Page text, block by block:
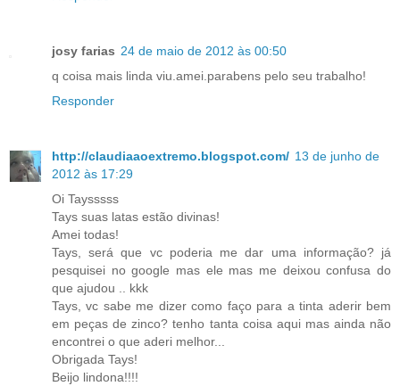
josy farias 24 de maio de 2012 às 00:50
q coisa mais linda viu.amei.parabens pelo seu trabalho!
Responder
http://claudiaaoextremo.blogspot.com/ 13 de junho de
2012 às 17:29
Oi Taysssss
Tays suas latas estão divinas!
Amei todas!
Tays, será que vc poderia me dar uma informação? já
pesquisei no google mas ele mas me deixou confusa do
que ajudou .. kkk
Tays, vc sabe me dizer como faço para a tinta aderir bem
em peças de zinco? tenho tanta coisa aqui mas ainda não
encontrei o que aderi melhor...
Obrigada Tays!
Beijo lindona!!!!